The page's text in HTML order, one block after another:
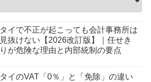
タイで不正が起こっても会計事務所は
見抜けない【2026改訂版】｜任せき
りが危険な理由と内部統制の要点
タイのVAT「0％」と「免除」の違い